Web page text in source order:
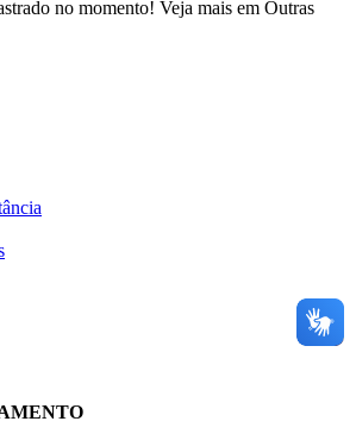
no momento! Veja mais em Outras